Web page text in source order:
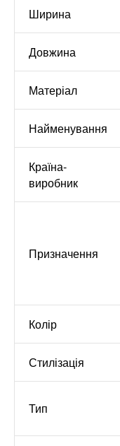
Ширина
Довжина
Матеріал
Найменування
Країна-
виробник
Призначення
Колір
Стилізація
Тип